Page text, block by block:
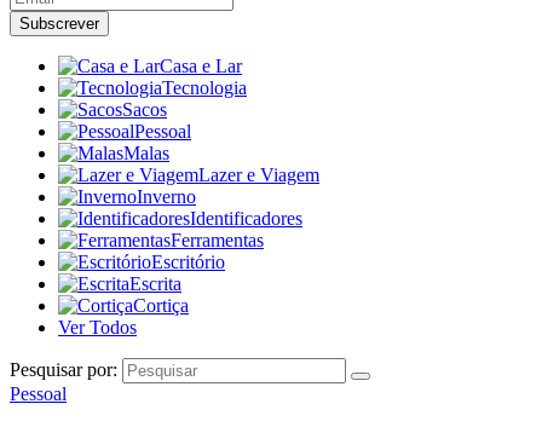
Casa e Lar
Tecnologia
Sacos
Pessoal
Malas
Lazer e Viagem
Inverno
Identificadores
Ferramentas
Escritório
Escrita
Cortiça
Ver Todos
Pesquisar por:
Pessoal